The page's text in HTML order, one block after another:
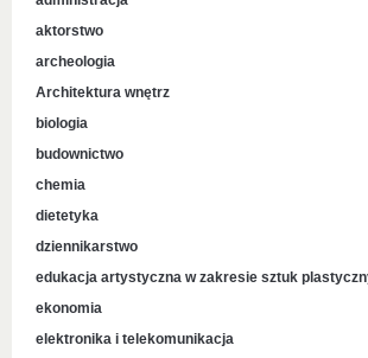
aktorstwo
archeologia
Architektura wnętrz
biologia
budownictwo
chemia
dietetyka
dziennikarstwo
edukacja artystyczna w zakresie sztuk
ekonomia
elektronika i telekomunikacja